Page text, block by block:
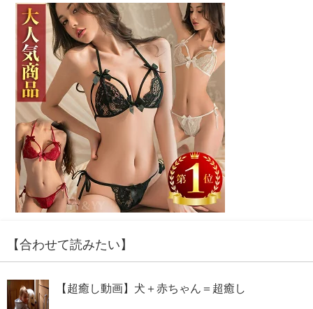
【合わせて読みたい】
【超癒し動画】犬＋赤ちゃん＝超癒し